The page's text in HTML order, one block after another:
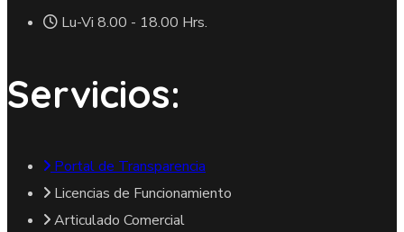
Lu-Vi 8.00 - 18.00 Hrs.
Servicios:
Portal de Transparencia
Licencias de Funcionamiento
Articulado Comercial